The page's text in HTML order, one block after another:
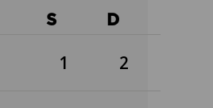
S D
1 2